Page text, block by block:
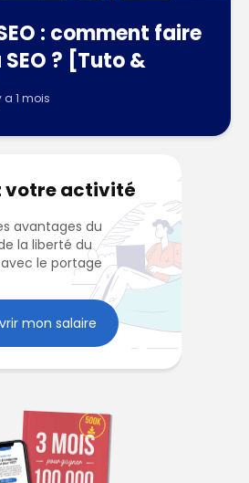
: comment faire
? [Tuto &
a 1 mois
votre activité
avantages du
la liberté du
le portage
mon salaire